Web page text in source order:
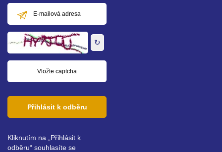
mailová
adresa
↻
Přihlásit k odběru
Kliknutím na „Přihlásit k
odběru“ souhlasíte se